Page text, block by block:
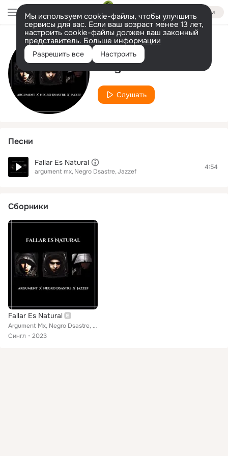
Войти
Мы используем cookie-файлы, чтобы улучшить
сервисы для вас. Если ваш возраст менее 13 лет,
настроить cookie-файлы должен ваш законный
представитель. Больше информации
Разрешить все Настроить
Исполнитель
Negro Dsastre
Слушать
Песни
Fallar Es Natural
argument mx Negro Dsastre Jazzef
4:54
Сборники
Fallar Es Natural
Argument Mx, Negro Dsastre, Jazzef
Сингл
2023